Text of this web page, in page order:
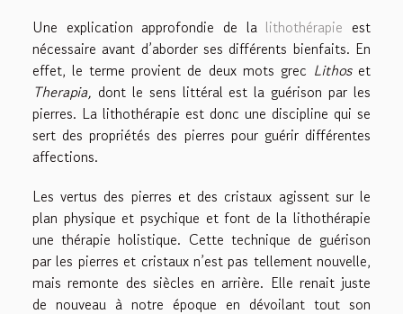
Une explication approfondie de la lithothérapie est
nécessaire avant d’aborder ses différents bienfaits. En
effet, le terme provient de deux mots grec Lithoset
Therapia, dont le sens littéral est la guérison par les
pierres. La lithothérapie est donc une discipline qui se
sert des propriétés des pierres pour guérir différentes
affections.
Les vertus des pierres et des cristaux agissent sur le
plan physique et psychique et font de la lithothérapie
une thérapie holistique. Cette technique de guérison
par les pierres et cristaux n’est pas tellement nouvelle,
mais remonte des siècles en arrière. Elle renait juste
de nouveau à notre époque en dévoilant tout son